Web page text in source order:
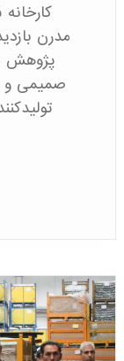
مدرن
پژوهش
صمیمی و